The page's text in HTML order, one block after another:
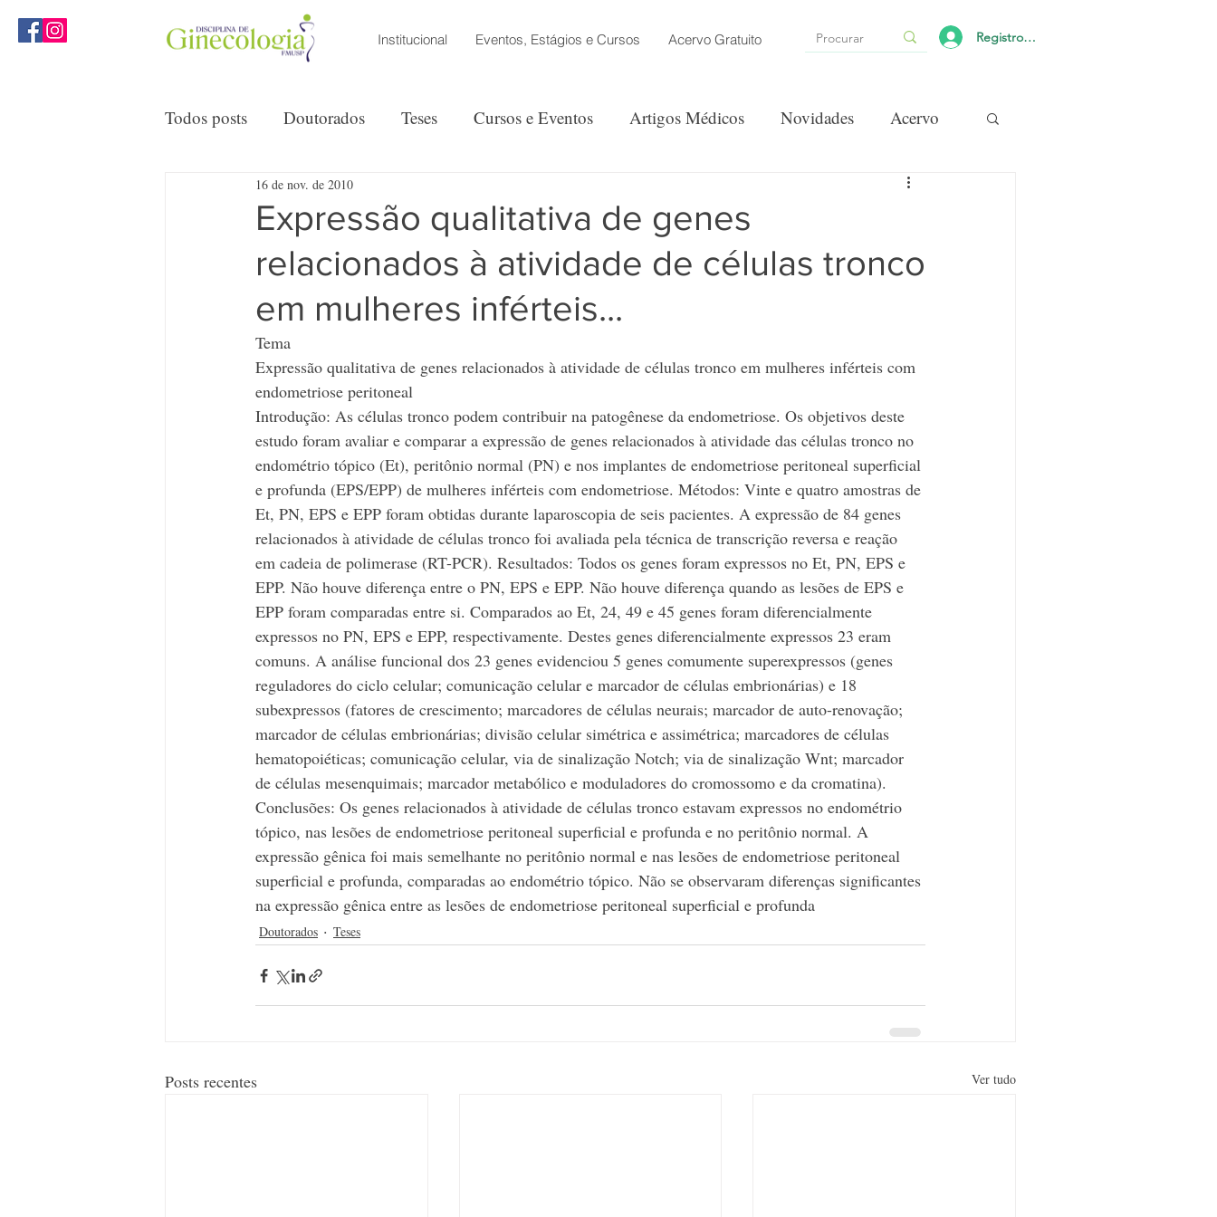
MENU
Registro/Login
Institucional Eventos, Estágios e Cursos Acervo Gratuito
Todos posts Doutorados Teses Cursos e Eventos Artigos Médicos Novidades Acervo
Reuniões Clínicas
Expressão qualitativa de genes
relacionados à atividade de células tronco
em mulheres inférteis...
16 de nov. de 2010
Tema
Expressão qualitativa de genes relacionados à atividade de células tronco em mulheres inférteis com
endometriose peritoneal
Introdução: As células tronco podem contribuir na patogênese da endometriose. Os objetivos deste
estudo foram avaliar e comparar a expressão de genes relacionados à atividade das células tronco no
endométrio tópico (Et), peritônio normal (PN) e nos implantes de endometriose peritoneal superficial
e profunda (EPS/EPP) de mulheres inférteis com endometriose. Métodos: Vinte e quatro amostras de
Et, PN, EPS e EPP foram obtidas durante laparoscopia de seis pacientes. A expressão de 84 genes
relacionados à atividade de células tronco foi avaliada pela técnica de transcrição reversa e reação
em cadeia de polimerase (RT-PCR). Resultados: Todos os genes foram expressos no Et, PN, EPS e
EPP. Não houve diferença entre o PN, EPS e EPP. Não houve diferença quando as lesões de EPS e
EPP foram comparadas entre si. Comparados ao Et, 24, 49 e 45 genes foram diferencialmente
expressos no PN, EPS e EPP, respectivamente. Destes genes diferencialmente expressos 23 eram
comuns. A análise funcional dos 23 genes evidenciou 5 genes comumente superexpressos (genes
reguladores do ciclo celular; comunicação celular e marcador de células embrionárias) e 18
subexpressos (fatores de crescimento; marcadores de células neurais; marcador de auto-renovação;
marcador de células embrionárias; divisão celular simétrica e assimétrica; marcadores de células
hematopoiéticas; comunicação celular, via de sinalização Notch; via de sinalização Wnt; marcador
de células mesenquimais; marcador metabólico e moduladores do cromossomo e da cromatina).
Conclusões: Os genes relacionados à atividade de células tronco estavam expressos no endométrio
tópico, nas lesões de endometriose peritoneal superficial e profunda e no peritônio normal. A
expressão gênica foi mais semelhante no peritônio normal e nas lesões de endometriose peritoneal
superficial e profunda, comparadas ao endométrio tópico. Não se observaram diferenças significantes
na expressão gênica entre as lesões de endometriose peritoneal superficial e profunda
Doutorados Teses
Posts recentes Ver tudo